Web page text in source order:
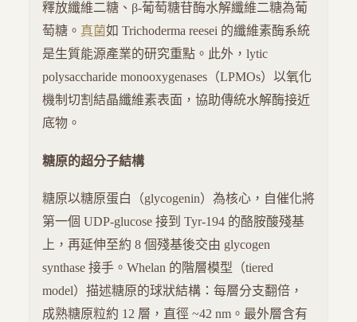
釋放纖維二糖、β-葡萄糖苷酶水解纖維二糖為葡
萄糖。 真菌如 Trichoderma reesei 的纖維素酶系統
是生質能源產業的研究重點。此外，lytic
polysaccharide monooxygenases（LPMOs）以氧化
機制切割結晶纖維素表面，協助傳統水解酶接近
底物。
糖原的超分子結構
糖原以糖原蛋白（glycogenin）為核心，自催化將
第一個 UDP-glucose 接到 Tyr-194 的酪胺酸殘基
上，再延伸至約 8 個殘基後交由 glycogen
synthase 接手。Whelan 的階層模型（tiered
model）描述糖原的球狀結構：每層分支翻倍，
成熟糖原粒約 12 層，直徑 ~42 nm。最外層含有